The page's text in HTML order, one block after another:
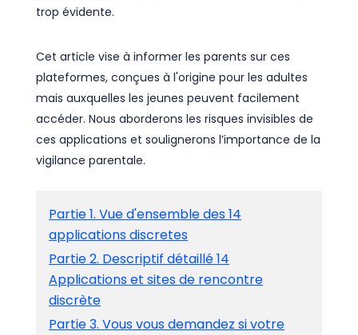
trop évidente.
Cet article vise à informer les parents sur ces
plateformes, conçues à l'origine pour les adultes
mais auxquelles les jeunes peuvent facilement
accéder. Nous aborderons les risques invisibles de
ces applications et soulignerons l’importance de la
vigilance parentale.
Partie 1. Vue d'ensemble des 14
applications discretes
Partie 2. Descriptif détaillé 14
Applications et sites de rencontre
discrète
Partie 3. Vous vous demandez si votre